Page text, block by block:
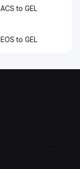
ACS to GEL
EOS to GEL